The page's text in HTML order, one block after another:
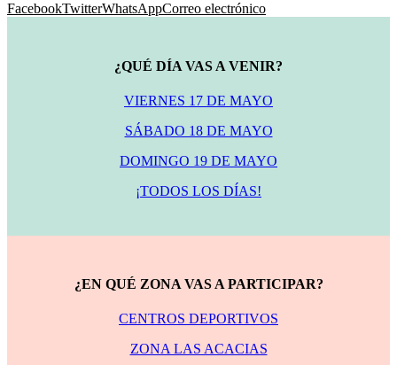
FacebookTwitterWhatsAppCorreo electrónico
¿QUÉ DÍA VAS A VENIR?
VIERNES 17 DE MAYO
SÁBADO 18 DE MAYO
DOMINGO 19 DE MAYO
¡TODOS LOS DÍAS!
¿EN QUÉ ZONA VAS A PARTICIPAR?
CENTROS DEPORTIVOS
ZONA LAS ACACIAS